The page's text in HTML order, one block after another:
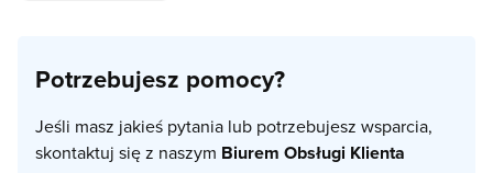
Potrzebujesz pomocy?
Jeśli masz jakieś pytania lub potrzebujesz wsparcia,
skontaktuj się z naszym Biurem Obsługi Klienta